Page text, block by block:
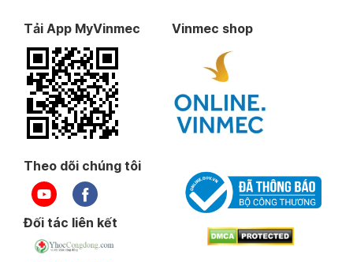
Tải App MyVinmec Vinmec shop
Theo dõi chúng tôi
Đối tác liên kết